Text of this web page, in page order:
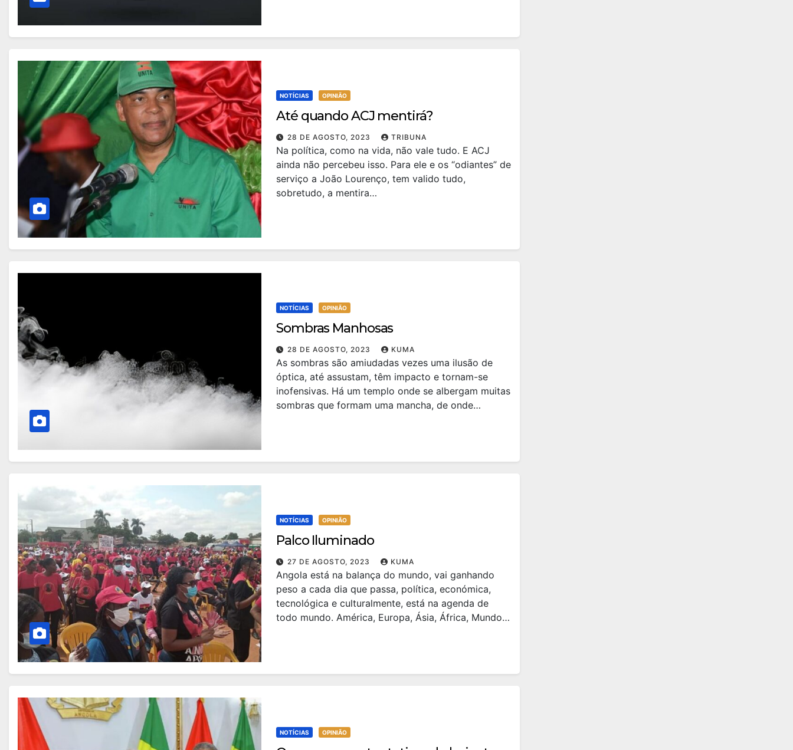
NOTÍCIAS OPINIÃO
Até quando ACJ mentirá?
28 DE AGOSTO, 2023 TRIBUNA
Na política, como na vida, não vale tudo. E ACJ
ainda não percebeu isso. Para ele e os “odiantes” de
serviço a João Lourenço, tem valido tudo,
sobretudo, a mentira…
NOTÍCIAS OPINIÃO
Sombras Manhosas
28 DE AGOSTO, 2023 KUMA
As sombras são amiudadas vezes uma ilusão de
óptica, até assustam, têm impacto e tornam-se
inofensivas. Há um templo onde se albergam muitas
sombras que formam uma mancha, de onde…
NOTÍCIAS OPINIÃO
Palco Iluminado
27 DE AGOSTO, 2023 KUMA
Angola está na balança do mundo, vai ganhando
peso a cada dia que passa, política, económica,
tecnológica e culturalmente, está na agenda de
todo mundo. América, Europa, Ásia, África, Mundo…
NOTÍCIAS OPINIÃO